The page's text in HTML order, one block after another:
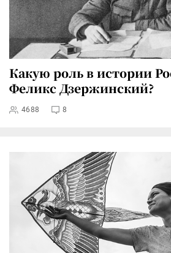
Какую роль в истории
Феликс Дзержинский?
4688 8